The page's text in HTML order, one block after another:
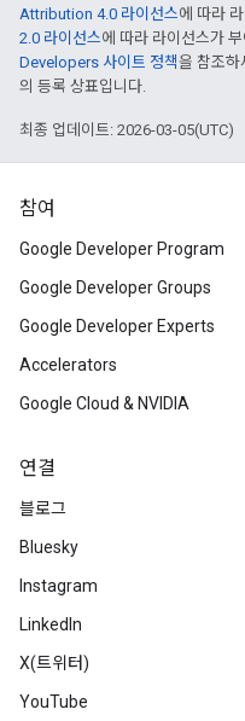
Attribution 4.0 라이선스에 따라
2.0 라이선스에 따라 라이선스가
Developers 사이트 정책을 참조
의 등록 상표입니다.
최종 업데이트: 2026-03-05(UTC)
참여
Google Developer Program
Google Developer Groups
Google Developer Experts
Accelerators
Google Cloud & NVIDIA
연결
블로그
Bluesky
Instagram
LinkedIn
X(트위터)
YouTube